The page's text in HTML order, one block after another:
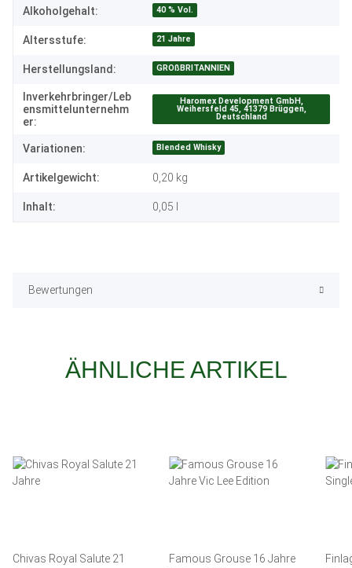
Alkoholgehalt: 40 % Vol.
Altersstufe: 21 Jahre
Herstellungsland: GROßBRITANNIEN
Inverkehrbringer/Leb
ensmittelunternehm
er:
Haromex Development GmbH,
Weihersfeld 45, 41379 Brüggen,
Deutschland
Variationen: Blended Whisky
Artikelgewicht: 0,20 kg
Inhalt: 0,05 l
Bewertungen
ÄHNLICHE ARTIKEL
Chivas Royal Salute 21
Famous Grouse 16 Jahre